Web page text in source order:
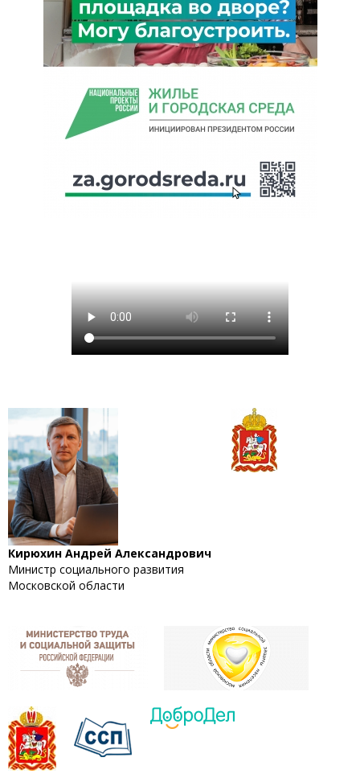
Кирюхин Андрей Александрович
Министр социального развития
Московской области